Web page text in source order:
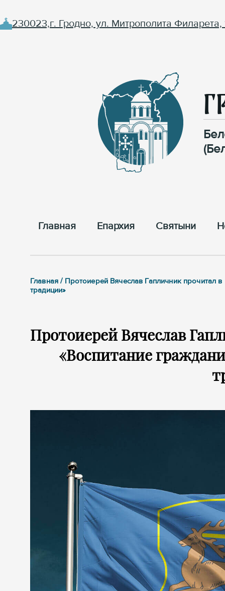
230023,г. Гродно, ул. Митрополита Филарета,
Главная Епархия Cвятыни
Главная / Протоиерей Вячеслав Гапличник прочитал
традиции»
Протоиерей Вячеслав
«Воспитание